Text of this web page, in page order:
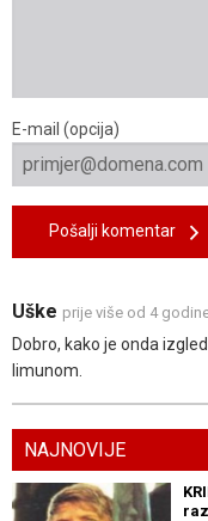
E-mail (opcija)
Pošalji komentar
Uške prije više od 4
Dobro, kako je onda
limunom.
NAJNOVIJE